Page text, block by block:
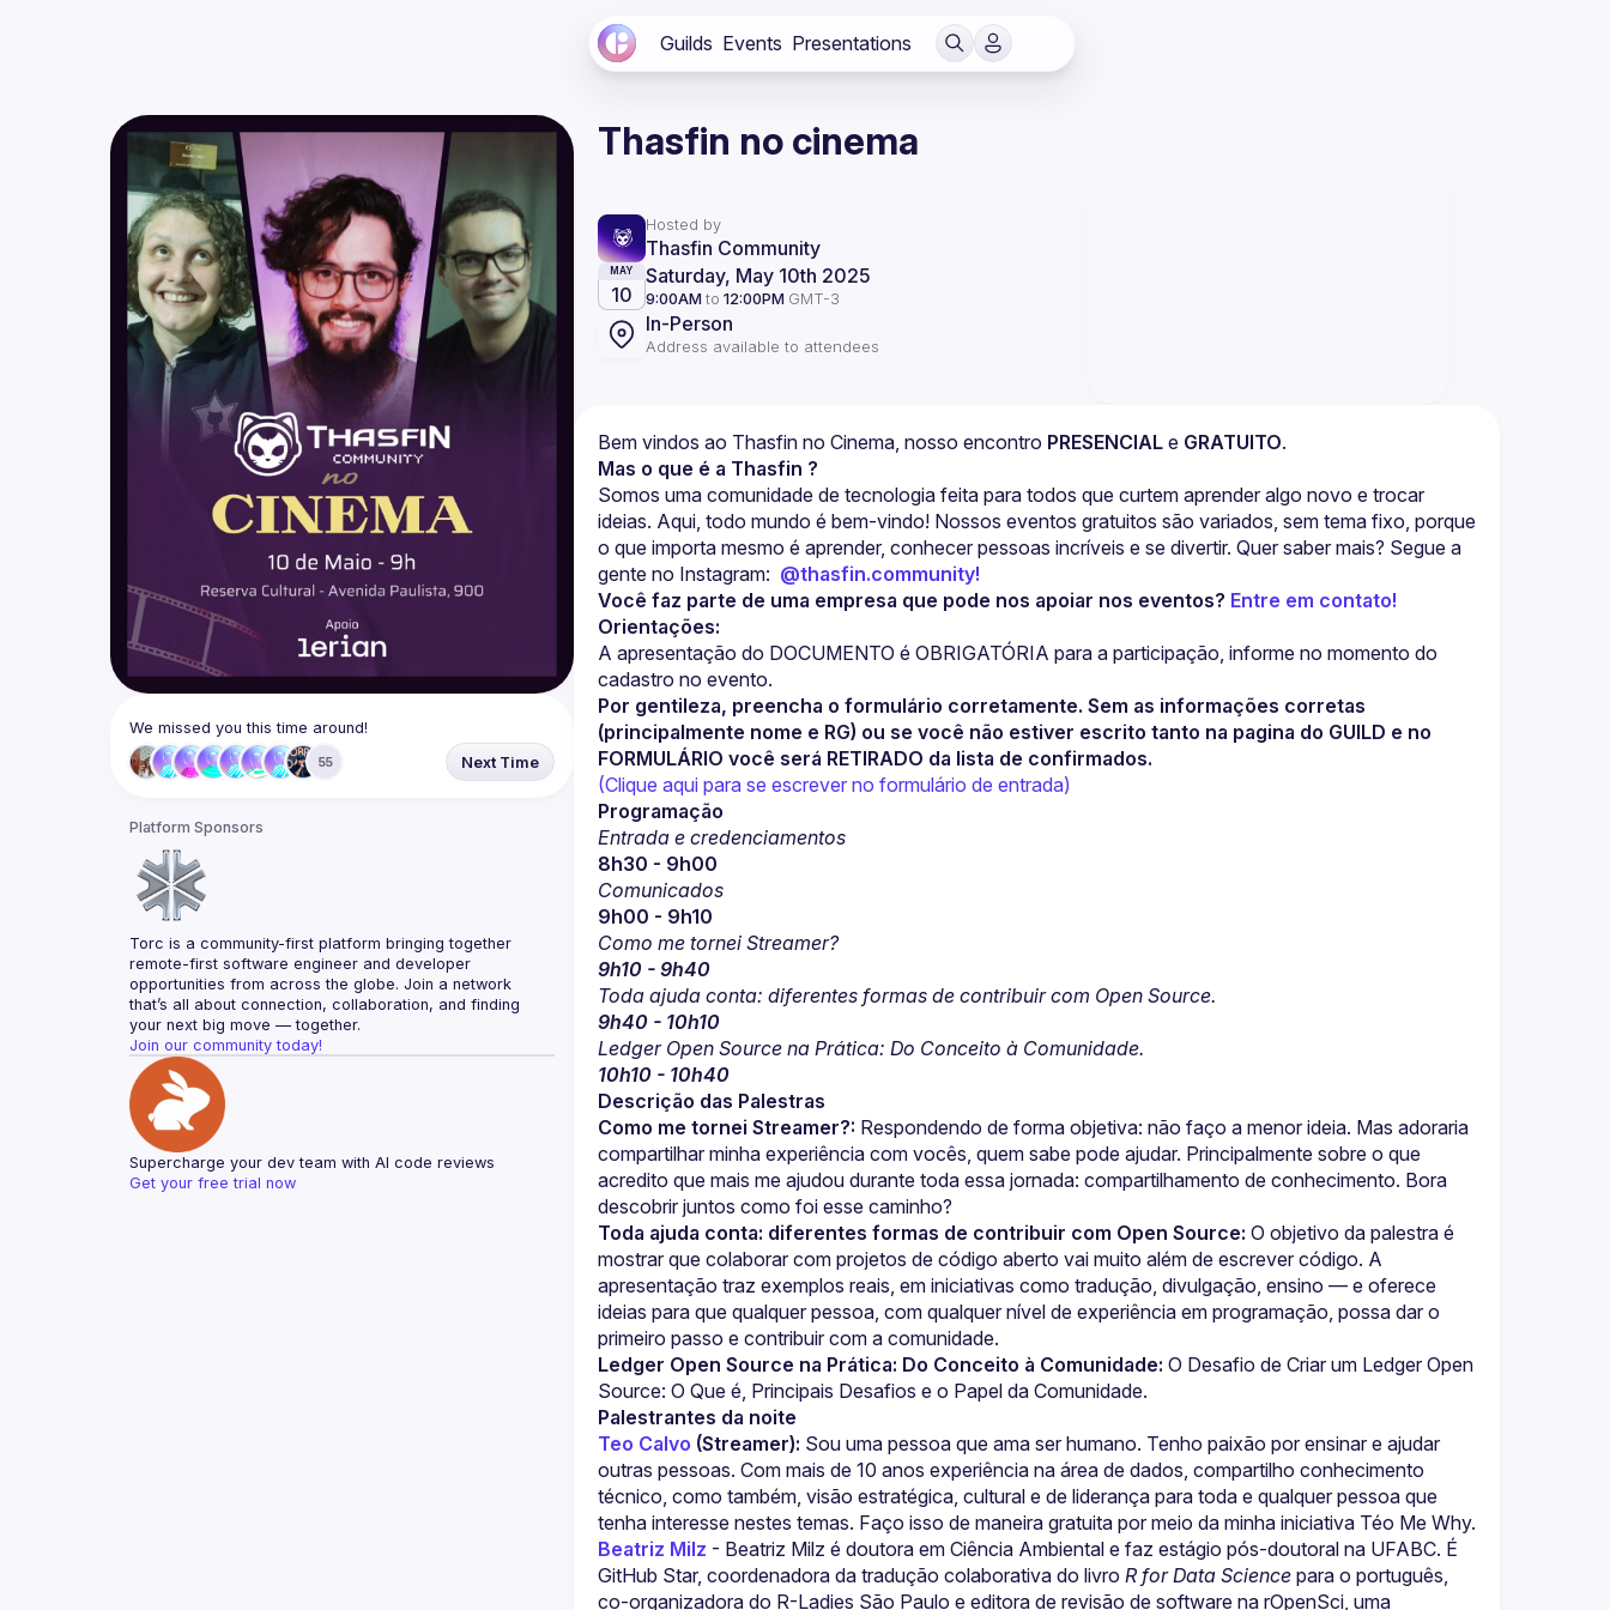
Guilds Events Presentations
We missed you this time around!
55 Next Time
Platform Sponsors
Torc is a community-first platform bringing together
remote-first software engineer and developer
opportunities from across the globe. Join a network
that’s all about connection, collaboration, and finding
your next big move — together.
Join our community today!
Supercharge your dev team with AI code reviews
Get your free trial now
Thasfin no cinema
Hosted by
Thasfin Community
MAY
10
Saturday, May 10th 2025
9:00AM to 12:00PM GMT-3
In-Person
Address available to attendees
Bem vindos ao Thasfin no Cinema, nosso encontro PRESENCIAL e GRATUITO.
Mas o que é a Thasfin ?
Somos uma comunidade de tecnologia feita para todos que curtem aprender algo novo e trocar
ideias. Aqui, todo mundo é bem-vindo! Nossos eventos gratuitos são variados, sem tema fixo, porque
o que importa mesmo é aprender, conhecer pessoas incríveis e se divertir. Quer saber mais? Segue a
gente no Instagram: @thasfin.community!
Você faz parte de uma empresa que pode nos apoiar nos eventos? Entre em contato!
Orientações:
A apresentação do DOCUMENTO é OBRIGATÓRIA para a participação, informe no momento do
Por gentileza, preencha o formulário corretamente. Sem as informações corretas
(principalmente nome e RG) ou se você não estiver escrito tanto na pagina do GUILD e no
FORMULÁRIO você será RETIRADO da lista de confirmados.
(Clique aqui para se escrever no formulário de entrada)
Programação
Entrada e credenciamentos
8h30 - 9h00
Comunicados
9h00 - 9h10
Como me tornei Streamer?
9h10 - 9h40
Toda ajuda conta: diferentes formas de contribuir com Open Source.
9h40 - 10h10
Ledger Open Source na Prática: Do Conceito à Comunidade.
10h10 - 10h40
Descrição das Palestras
Como me tornei Streamer?: Respondendo de forma objetiva: não faço a menor ideia. Mas adoraria
compartilhar minha experiência com vocês, quem sabe pode ajudar. Principalmente sobre o que
acredito que mais me ajudou durante toda essa jornada: compartilhamento de conhecimento. Bora
descobrir juntos como foi esse caminho?
Toda ajuda conta: diferentes formas de contribuir com Open Source: O objetivo da palestra é
mostrar que colaborar com projetos de código aberto vai muito além de escrever código. A
apresentação traz exemplos reais, em iniciativas como tradução, divulgação, ensino — e oferece
ideias para que qualquer pessoa, com qualquer nível de experiência em programação, possa dar o
primeiro passo e contribuir com a comunidade.
Ledger Open Source na Prática: Do Conceito à Comunidade: O Desafio de Criar um Ledger Open
Source: O Que é, Principais Desafios e o Papel da Comunidade.
Palestrantes da noite
Teo Calvo (Streamer): Sou uma pessoa que ama ser humano. Tenho paixão por ensinar e ajudar
outras pessoas. Com mais de 10 anos experiência na área de dados, compartilho conhecimento
técnico, como também, visão estratégica, cultural e de liderança para toda e qualquer pessoa que
tenha interesse nestes temas. Faço isso de maneira gratuita por meio da minha iniciativa Téo Me Why.
Beatriz Milz - Beatriz Milz é doutora em Ciência Ambiental e faz estágio pós-doutoral na UFABC. É
GitHub Star, coordenadora da tradução colaborativa do livro R for Data Science para o português,
co-organizadora do R-Ladies São Paulo e editora de revisão de software na rOpenSci, uma